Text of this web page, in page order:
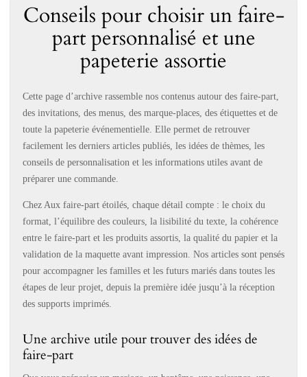
Conseils pour choisir un faire-
part personnalisé et une
papeterie assortie
Cette page d’archive rassemble nos contenus autour des faire-part,
des invitations, des menus, des marque-places, des étiquettes et de
toute la papeterie événementielle. Elle permet de retrouver
facilement les derniers articles publiés, les idées de thèmes, les
conseils de personnalisation et les informations utiles avant de
préparer une commande.
Chez Aux faire-part étoilés, chaque détail compte : le choix du
format, l’équilibre des couleurs, la lisibilité du texte, la cohérence
entre le faire-part et les produits assortis, la qualité du papier et la
validation de la maquette avant impression. Nos articles sont pensés
pour accompagner les familles et les futurs mariés dans toutes les
étapes de leur projet, depuis la première idée jusqu’à la réception
des supports imprimés.
Une archive utile pour trouver des idées de
faire-part